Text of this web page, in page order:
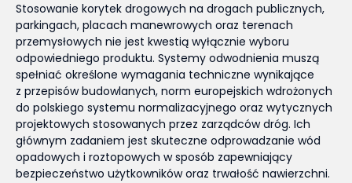
Stosowanie korytek drogowych na drogach publicznych,
parkingach, placach manewrowych oraz terenach
przemysłowych nie jest kwestią wyłącznie wyboru
odpowiedniego produktu. Systemy odwodnienia muszą
spełniać określone wymagania techniczne wynikające
z przepisów budowlanych, norm europejskich wdrożonych
do polskiego systemu normalizacyjnego oraz wytycznych
projektowych stosowanych przez zarządców dróg. Ich
głównym zadaniem jest skuteczne odprowadzanie wód
opadowych i roztopowych w sposób zapewniający
bezpieczeństwo użytkowników oraz trwałość nawierzchni.